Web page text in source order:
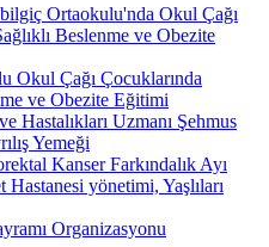
Ortaokulu'nda Okul Çağı
Beslenme ve Obezite
Okul Çağı Çocuklarında
ve Obezite Eğitimi
Hastalıkları Uzmanı Şehmus
Yemeği
Kanser Farkındalık Ayı
yönetimi, Yaşlıları
Organizasyonu